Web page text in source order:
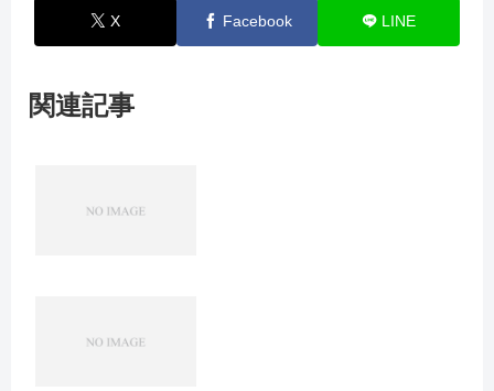
X Facebook LINE
関連記事